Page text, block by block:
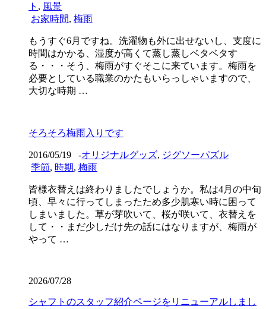
ト , 風景
お家時間, 梅雨
もうすぐ6月ですね。洗濯物も外に出せないし、支度に
時間はかかる、湿度が高くて蒸し蒸しベタベタす
る・・・そう、梅雨がすぐそこに来ています。梅雨を
必要としている職業のかたもいらっしゃいますので、
大切な時期 …
そろそろ梅雨入りです
2016/05/19 -オリジナルグッズ, ジグソーパズル
季節, 時期, 梅雨
皆様衣替えは終わりましたでしょうか。私は4月の中旬
頃、早々に行ってしまったため多少肌寒い時に困って
しまいました。草が芽吹いて、桜が咲いて、衣替えを
して・・まだ少しだけ先の話にはなりますが、梅雨が
やって …
2026/07/28
シャフトのスタッフ紹介ページをリニューアルしまし